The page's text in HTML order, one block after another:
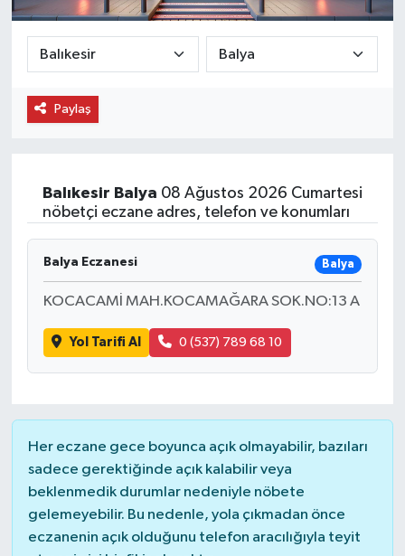
Paylaş
Balıkesir Balya 08 Ağustos 2026 Cumartesi
nöbetçi eczane adres, telefon ve konumları
Balya Eczanesi Balya
KOCACAMİ MAH.KOCAMAĞARA SOK.NO:13 A
Yol Tarifi Al 0 (537) 789 68 10
Her eczane gece boyunca açık olmayabilir, bazıları
sadece gerektiğinde açık kalabilir veya
beklenmedik durumlar nedeniyle nöbete
gelemeyebilir. Bu nedenle, yola çıkmadan önce
eczanenin açık olduğunu telefon aracılığıyla teyit